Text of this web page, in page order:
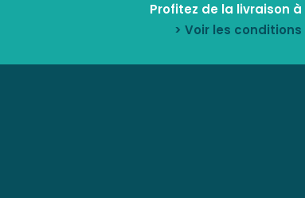
Profitez de la livraison
> Voir les conditions